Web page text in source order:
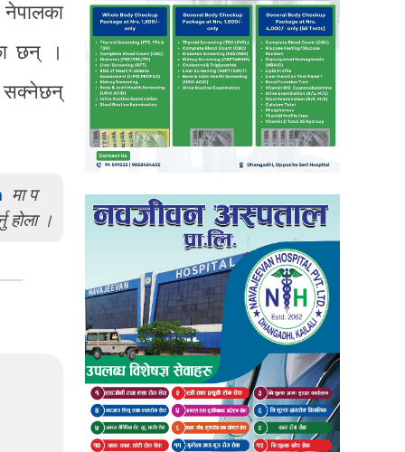
छन् ।
सक्नेछन्
मा प
होला ।